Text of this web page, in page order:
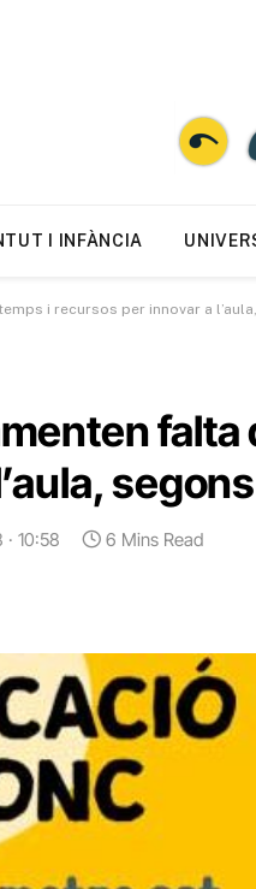
I INFÀNCIA
i recursos per innovar a
10:58 6 Mins Read